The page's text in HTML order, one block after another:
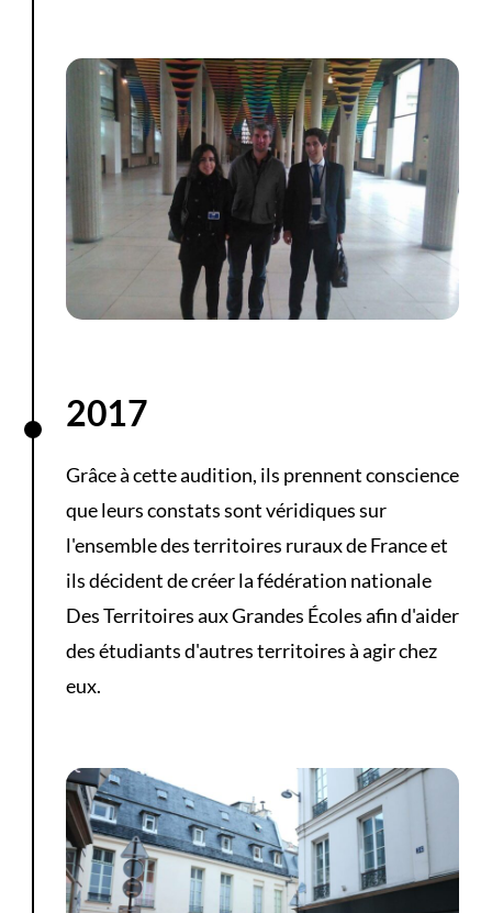
2017
Grâce à cette audition, ils prennent conscience
que leurs constats sont véridiques sur
l'ensemble des territoires ruraux de France et
ils décident de créer la fédération nationale
Des Territoires aux Grandes Écoles afin d'aider
des étudiants d'autres territoires à agir chez
eux.